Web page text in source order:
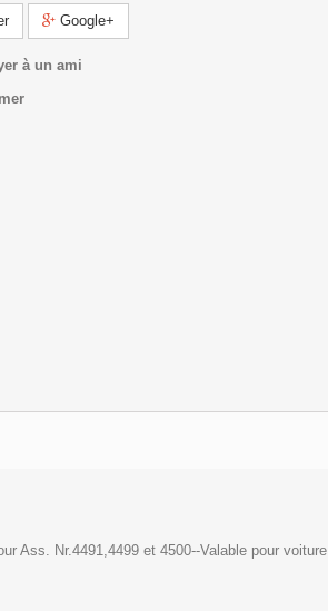
Google+
à un ami
Ass. Nr.4491,4499 et 4500--Valable pour